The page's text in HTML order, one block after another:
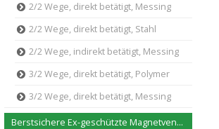
2/2 Wege, direkt betätigt, Messing
2/2 Wege, direkt betätigt, Stahl
2/2 Wege, indirekt betätigt, Messing
3/2 Wege, direkt betätigt, Polymer
3/2 Wege, direkt betätigt, Messing
Berstsichere Ex-geschützte Magnetventile